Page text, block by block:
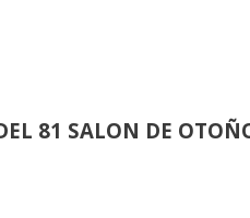
81 SALON DE